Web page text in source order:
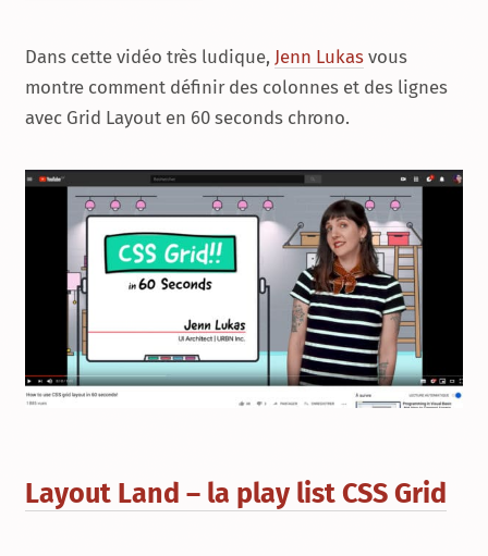
Dans cette vidéo très ludique, Jenn Lukas vous
montre comment définir des colonnes et des lignes
avec Grid Layout en 60 seconds chrono.
Layout Land – la play list CSS Grid